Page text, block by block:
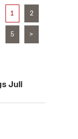
1 2
5 >
Juli